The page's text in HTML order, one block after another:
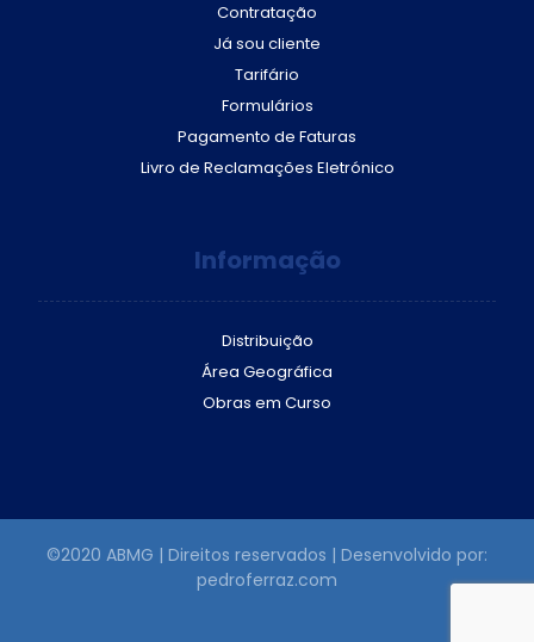
Contratação
Já sou cliente
Tarifário
Formulários
Pagamento de Faturas
Livro de Reclamações Eletrónico
Informação
Distribuição
Área Geográfica
Obras em Curso
©2020 ABMG | Direitos reservados | Desenvolvido por:
pedroferraz.com